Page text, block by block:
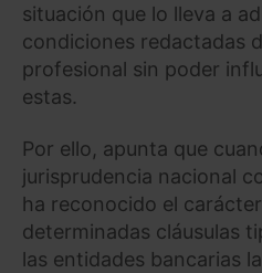
situación que lo lleva a
condiciones redactadas
profesional sin poder
estas.
Por ello, apunta que
jurisprudencia nacional
ha reconocido el
determinadas cláusulas
las entidades bancarias